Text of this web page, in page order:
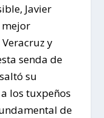
Javier
mejor
y
senda de
su
los tuxpeños
de